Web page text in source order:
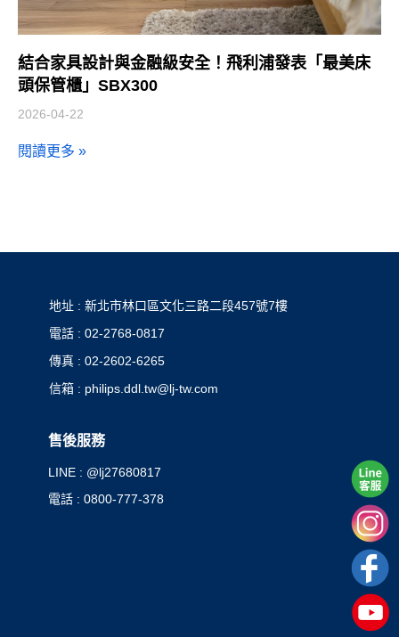
結合家具設計與金融級安全！飛利浦發表「最美床
頭保管櫃」SBX300
2026-04-22
閱讀更多 »
地址 : 新北市林口區文化三路二段457號7樓
電話 : 02-2768-0817
傳真 : 02-2602-6265
信箱 : philips.ddl.tw@lj-tw.com
售後服務
LINE : @lj27680817
電話 : 0800-777-378